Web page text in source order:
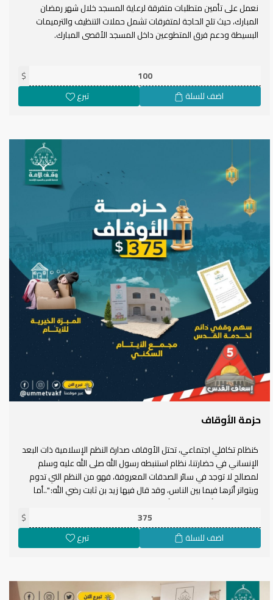
نعمل على تأمين متطلبات متفرقة لرعاية المسجد خلال شهر رمضان
المبارك، حيث تلح الحاجة لمتفرقات تشمل حملات التنظيف والترميمات
البسيطة ودعم فرق المتطوعين داخل المسجد الأقصى المبارك.
$
اضف للسلة تبرع
حزمة الأوقاف
كنظام تكافلي اجتماعي، تحتل الأوقاف صدارة النظم الإسلامية ذات البعد
الإنساني في حضارتنا، نظام استنبطه رسول الله صلى الله عليه وسلم
لمصالح لا توجد في سائر الصدقات المعروفة، فهو من النظم التي تدوم
ويتواتر أثرها فيما بين الناس، وقد قال فيها زيد بن ثابت رضي الله: "..أما
الميت فيجري أجرها عليه، وأما الحي فَتُحبَسُ عليه ولا توهب ولا تورث."
ومن شاء أن يجري عليه أجر الوقف، وبركة خدمة المسجد الأقصى
ومدينته، فليتبع آلاف المسلمين من قبله وليوقف ما استطاع لأجله.
$
اضف للسلة تبرع